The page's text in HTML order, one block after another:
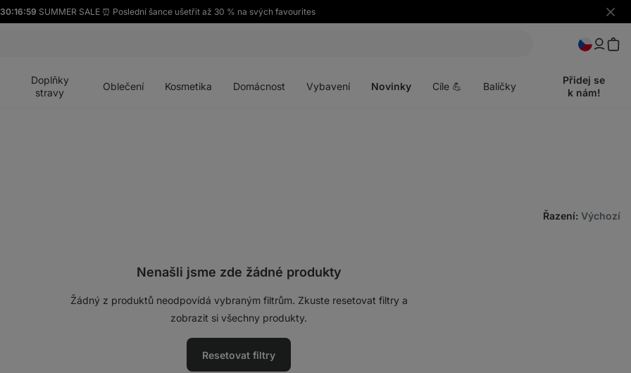
30:16:58 SUMMER SALE ⏰ Poslední šance ušetřit až 30 % na svých favourites
Skrýt
Doplňky
stravy
Oblečení Kosmetika Domácnost Vybavení Novinky Cíle 💪 Balíčky
Přidej se
k nám!
Řazení: Výchozí
Nenašli jsme zde žádné produkty
Žádný z produktů neodpovídá vybraným filtrům. Zkuste resetovat filtry a
zobrazit si všechny produkty.
Resetovat filtry